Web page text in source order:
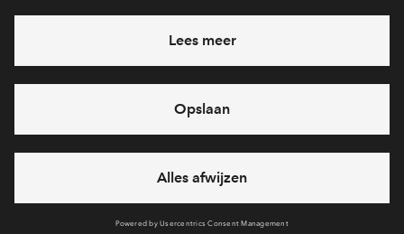
Heb je een vraag en wil je direct antwoord? Bel ons op088
-71 22 619
6 dagen per week beschikbaar (behalve tijdens
via telefoon